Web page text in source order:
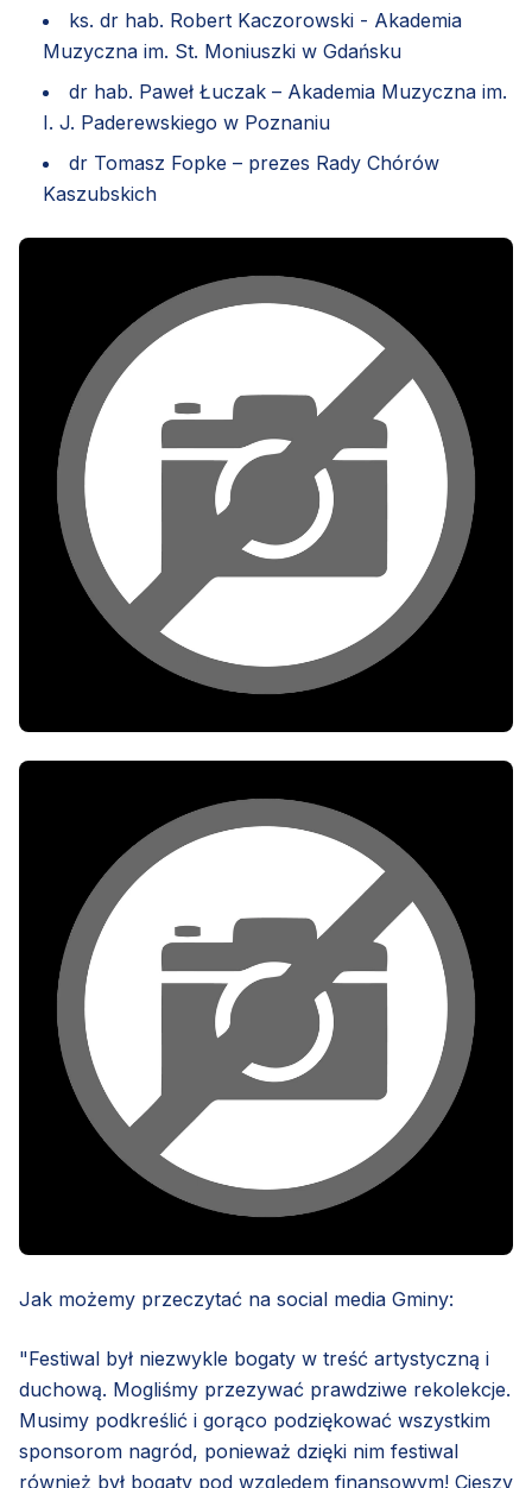
ks. dr hab. Robert Kaczorowski - Akademia
Muzyczna im. St. Moniuszki w Gdańsku
dr hab. Paweł Łuczak – Akademia Muzyczna im.
I. J. Paderewskiego w Poznaniu
dr Tomasz Fopke – prezes Rady Chórów
Kaszubskich
Jak możemy przeczytać na social media Gminy:
"Festiwal był niezwykle bogaty w treść artystyczną i
duchową. Mogliśmy przezywać prawdziwe rekolekcje.
Musimy podkreślić i gorąco podziękować wszystkim
sponsorom nagród, ponieważ dzięki nim festiwal
również był bogaty pod względem finansowym! Cieszy